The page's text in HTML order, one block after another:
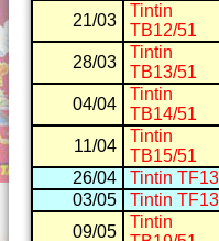
21/03
Tintin
TB12/51
28/03
Tintin
TB13/51
04/04
Tintin
TB14/51
11/04
Tintin
TB15/51
26/04
Tintin
03/05
Tintin
09/05
Tintin